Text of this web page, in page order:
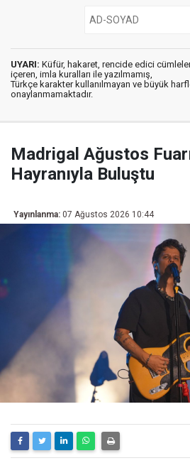
UYARI: Küfür, hakaret, rencide edici
içeren, imla kuralları ile yazılmamış,
Türkçe karakter kullanılmayan ve büyük
onaylanmamaktadır.
Madrigal Ağustos
Hayranıyla Buluştu
Yayınlanma: 07 Ağustos 2026 10:44